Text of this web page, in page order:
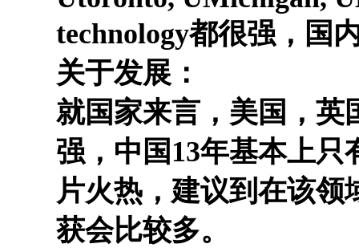
technology都很强，国
关于发展：
就国家来言，美国，
强，中国13年基本上
片火热，建议到在该领
获会比较多。